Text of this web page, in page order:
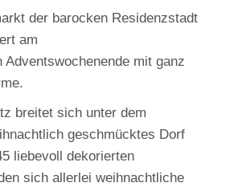
der barocken Residenzstadt
am
Adventswochenende mit ganz
breitet sich unter dem
geschmücktes Dorf
liebevoll dekorierten
sich allerlei weihnachtliche